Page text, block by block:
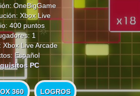
OneBigGame
Xbox Live
400 puntos
1
Xbox Live Arcade
Español
PC
360 LOGROS